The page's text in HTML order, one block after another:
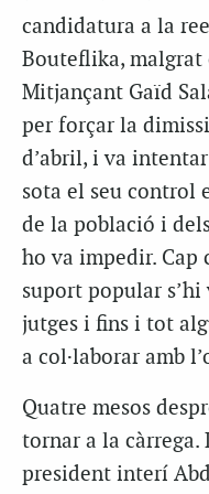
candidatura a la
Bouteflika, malgrat
Mitjançant Gaïd
per forçar la
d’abril, i va
sota el seu control
de la població i
ho va impedir.
suport popular s’hi
jutges i fins i tot
a col·laborar amb
Quatre mesos
tornar a la càrrega.
president interí